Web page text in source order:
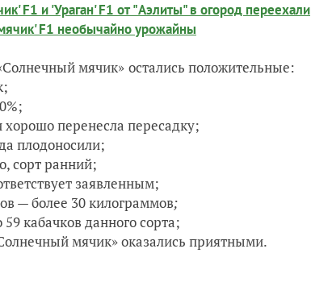
F1 и 'Ураган' F1 от "Аэлиты" в огород переехали
F1 необычайно урожайны
мячик» остались положительные:
;
хорошо перенесла пересадку;
плодоносили;
сорт ранний;
заявленным;
— более 30 килограммов;
59 кабачков данного сорта;
мячик» оказались приятными.